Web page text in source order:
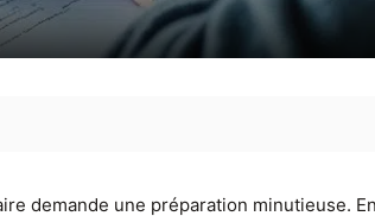
demande une préparation minutieuse.